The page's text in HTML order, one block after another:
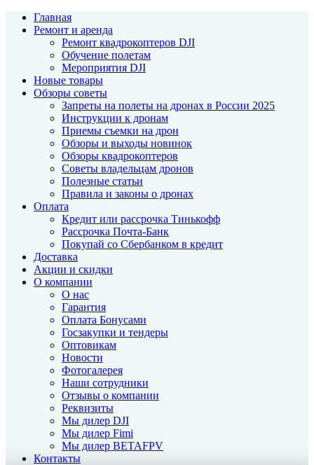
Главная
Ремонт и аренда
Ремонт квадрокоптеров DJI
Обучение полетам
Мероприятия DJI
Новые товары
Обзоры советы
Запреты на полеты на дронах в России 2025
Инструкции к дронам
Приемы съемки на дрон
Обзоры и выходы новинок
Обзоры квадрокоптеров
Советы владельцам дронов
Полезные статьи
Правила и законы о дронах
Оплата
Кредит или рассрочка Тинькофф
Рассрочка Почта-Банк
Покупай со Сбербанком в кредит
Доставка
Акции и скидки
О компании
О нас
Гарантия
Оплата Бонусами
Госзакупки и тендеры
Оптовикам
Новости
Фотогалерея
Наши сотрудники
Отзывы о компании
Реквизиты
Мы дилер DJI
Мы дилер Fimi
Мы дилер BETAFPV
Контакты